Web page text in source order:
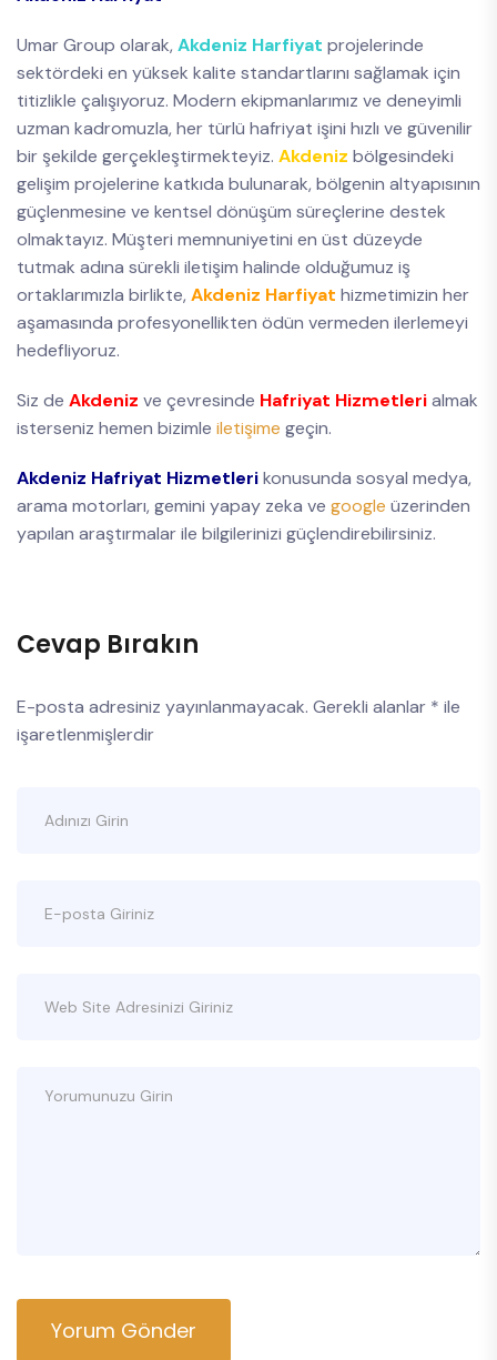
Umar Group olarak, Akdeniz Harfiyat projelerinde
sektördeki en yüksek kalite standartlarını sağlamak için
titizlikle çalışıyoruz. Modern ekipmanlarımız ve deneyimli
uzman kadromuzla, her türlü hafriyat işini hızlı ve güvenilir
bir şekilde gerçekleştirmekteyiz. Akdeniz bölgesindeki
gelişim projelerine katkıda bulunarak, bölgenin altyapısının
güçlenmesine ve kentsel dönüşüm süreçlerine destek
olmaktayız. Müşteri memnuniyetini en üst düzeyde
tutmak adına sürekli iletişim halinde olduğumuz iş
ortaklarımızla birlikte, Akdeniz Harfiyat hizmetimizin her
aşamasında profesyonellikten ödün vermeden ilerlemeyi
hedefliyoruz.
Siz de Akdeniz ve çevresinde Hafriyat Hizmetlerialmak
isterseniz hemen bizimle iletişime geçin.
Akdeniz Hafriyat Hizmetlerikonusunda sosyal medya,
arama motorları, gemini yapay zeka ve google üzerinden
yapılan araştırmalar ile bilgilerinizi güçlendirebilirsiniz.
Cevap Bırakın
E-posta adresiniz yayınlanmayacak. Gerekli alanlar * ile
işaretlenmişlerdir
Yorum Gönder